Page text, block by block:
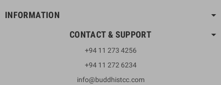
INFORMATION
CONTACT & SUPPORT
+94 11 273 4256
+94 11 272 6234
info@buddhistcc.com